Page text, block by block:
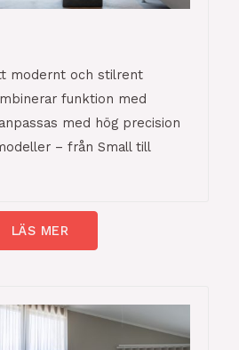
modernt och stilrent
funktion med
med hög precision
– från Small till
LÄS MER